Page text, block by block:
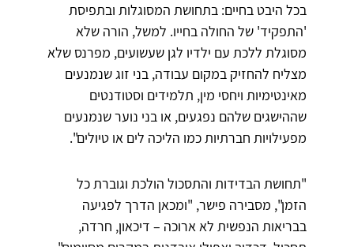
בכל היבט בחיים: בתחושת המסוגלות ובתפיסת
'התפקיד' של החולה בחייו. למשל, הורה שלא
מסוגלת ללכת עם ילדיו לגן שעשועים, מפרנס שלא
מצליח להחזיק במקום עבודה, בני זוג שנמנעים
מאינטימיות ויחסי מין, תלמידים וסטודנטים
שההישגים שלהם נפגעים, או בני נוער שנמנעים
מפעילויות חברתיות כמו הליכה לים או טיולים".
"תחושת הבדידות והתסכול הולכת וגוברת כל
הזמן", מסבירה פישר, "ומכאן הדרך לפגיעה
בבריאות הנפשית לא ארוכה – דיכאון, חרדה,